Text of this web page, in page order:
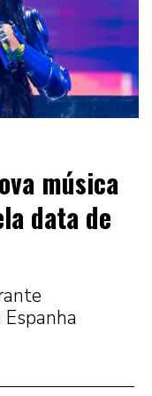
música
data de